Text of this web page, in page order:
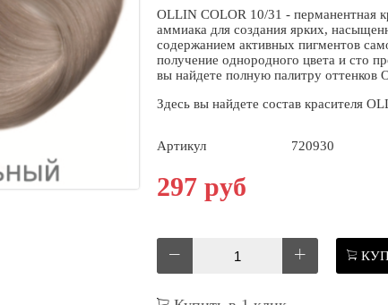
OLLIN COLOR 10/31 - перманентная
аммиака для создания ярких,
содержанием активных пигментов
получение однородного цвета и сто
вы найдете полную палитру оттенков
Здесь вы найдете состав красителя
Артикул 720930
297 руб